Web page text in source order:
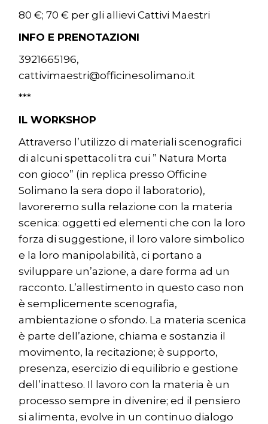
80 €; 70 € per gli allievi Cattivi Maestri
INFO E PRENOTAZIONI
3921665196,
cattivimaestri@officinesolimano.it
***
IL WORKSHOP
Attraverso l’utilizzo di materiali scenografici
di alcuni spettacoli tra cui ” Natura Morta
con gioco” (in replica presso Officine
Solimano la sera dopo il laboratorio),
lavoreremo sulla relazione con la materia
scenica: oggetti ed elementi che con la loro
forza di suggestione, il loro valore simbolico
e la loro manipolabilità, ci portano a
sviluppare un’azione, a dare forma ad un
racconto. L’allestimento in questo caso non
è semplicemente scenografia,
ambientazione o sfondo. La materia scenica
è parte dell’azione, chiama e sostanzia il
movimento, la recitazione; è supporto,
presenza, esercizio di equilibrio e gestione
dell’inatteso. Il lavoro con la materia è un
processo sempre in divenire; ed il pensiero
si alimenta, evolve in un continuo dialogo